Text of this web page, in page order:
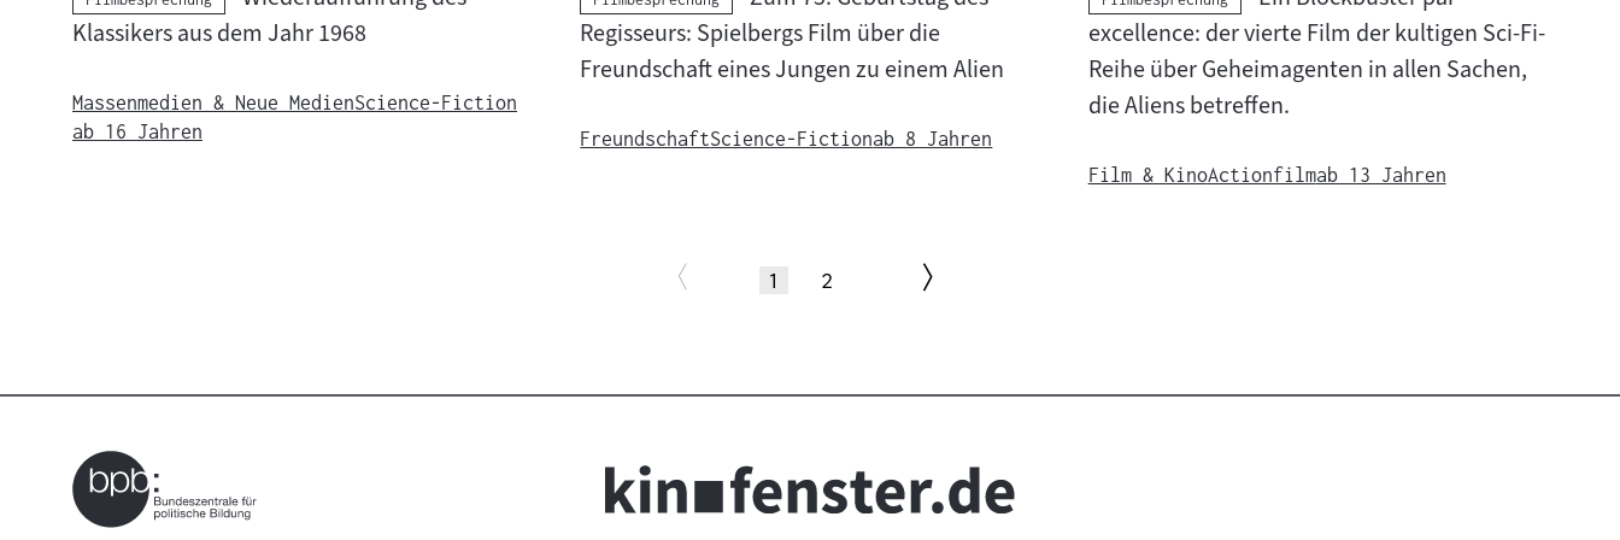
:
:
Klassikers aus dem Jahr 1968
Massenmedien & Neue MedienScience-Fiction
ab 16 Jahren
Regisseurs: Spielbergs Film über die
Freundschaft eines Jungen zu einem Alien
FreundschaftScience-Fictionab 8 Jahren
excellence: der vierte Film der kultigen Sci-Fi-
Reihe über Geheimagenten in allen Sachen,
die Aliens betreffen.
Film & KinoActionfilmab 13 Jahren
Paginierung
Seite
1
(aktuelle
Seite
2
Zur